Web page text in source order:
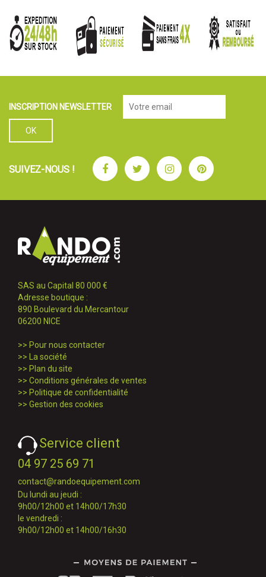
INSCRIPTION NEWSLETTER
SUIVEZ-NOUS ! FacebookTwitterInstagramPinterest
SAS au Capital 80 000 €
Adresse boutique :
890 Boulevard du Mercantour
06200 NICE
>> Pour nous contacter
>>
La société
>> Plan du site
>> Conditions générales de ventes
>> Politique de confidentialité
>> Gestion des cookies
Service client
04 97 25 69 71
contact@randoequipement.com
Du lundi au jeudi :
9h00/12h00 et 14h00/17h30
le vendredi :
9h00/12h00 et 14h00/16h30